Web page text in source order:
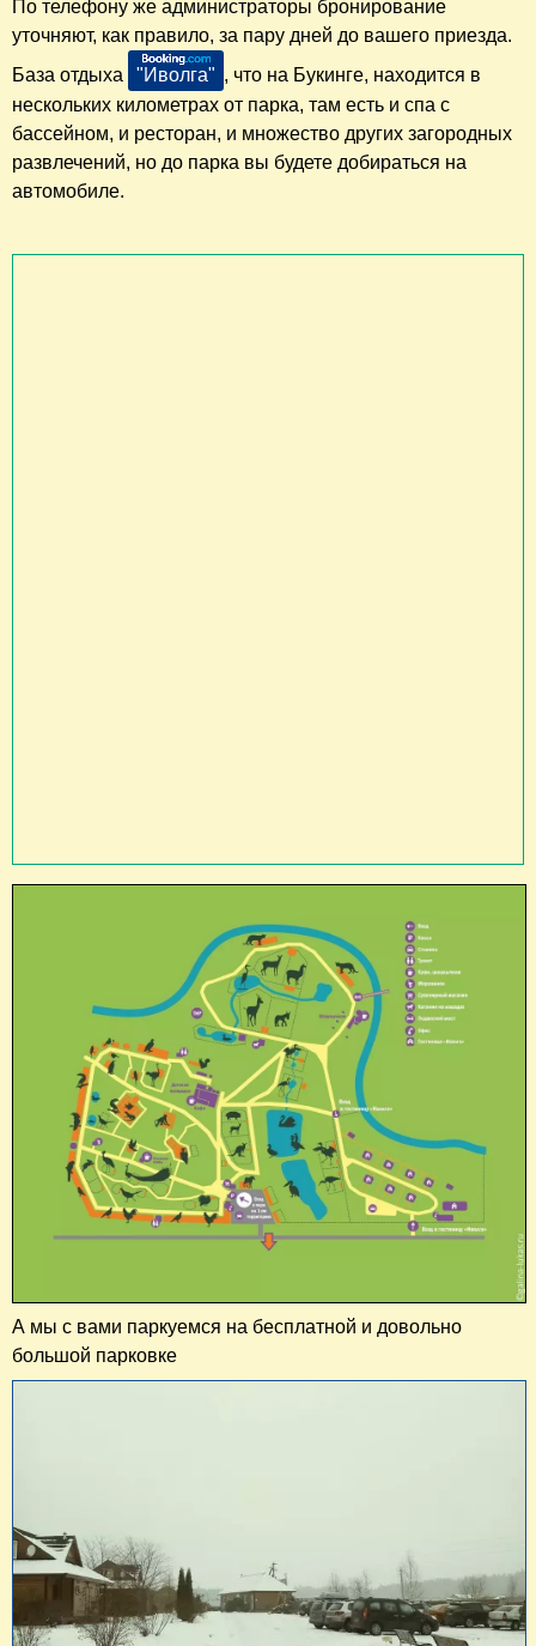
По телефону же администраторы бронирование
уточняют, как правило, за пару дней до вашего приезда.
База отдыха
"Иволга" , что на Букинге, находится в
нескольких километрах от парка, там есть и спа с
бассейном, и ресторан, и множество других загородных
развлечений, но до парка вы будете добираться на
автомобиле.
А мы с вами паркуемся на бесплатной и довольно
большой парковке